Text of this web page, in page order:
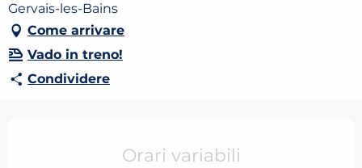
Gervais-les-Bains
Come arrivare
Vado in treno!
Condividere
Orari variabili